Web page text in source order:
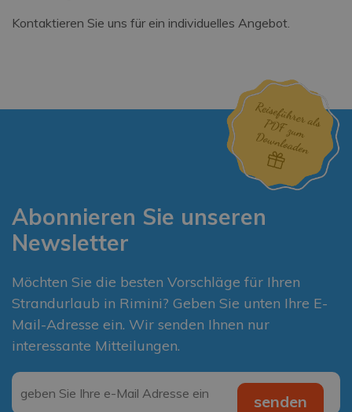
Kontaktieren Sie uns für ein individuelles Angebot.
Abonnieren Sie unseren
Newsletter
Möchten Sie die besten Vorschläge für Ihren
Strandurlaub in Rimini? Geben Sie unten Ihre E-
Mail-Adresse ein. Wir senden Ihnen nur
interessante Mitteilungen.
Email
senden